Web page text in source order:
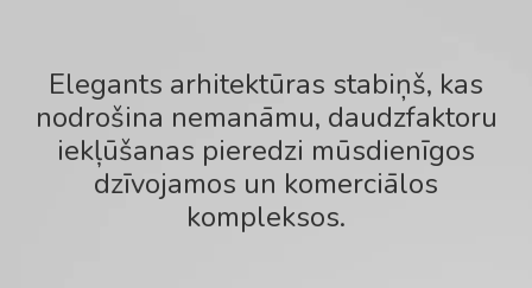
Elegants arhitektūras stabiņš, kas
nodrošina nemanāmu, daudzfaktoru
iekļūšanas pieredzi mūsdienīgos
dzīvojamos un komerciālos
kompleksos.